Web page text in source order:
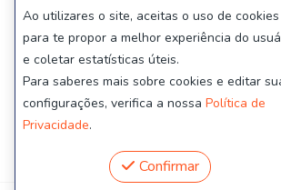
#1.3.13 M5 Grupo C
Paulinho Ribeiro
Gonçalo Barbosa
Bruno Mendes
Gi
Ao utilizares o site, aceitas o uso de cookies
para te propor a melhor experiência do
e coletar estatísticas úteis.
Para saberes mais sobre cookies e editar
configurações, verifica a nossa Política de
Privacidade.
Confirmar